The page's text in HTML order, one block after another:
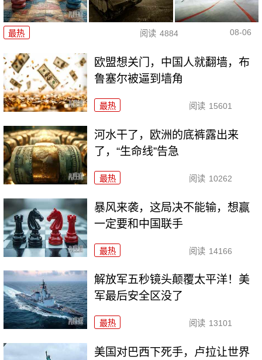
最热 阅读 4884 08-06
欧盟想关门，中国人就翻墙，布
鲁塞尔被逼到墙角
最热 阅读 15601
河水干了，欧洲的底裤露出来
了，“生命线”告急
最热 阅读 10262
暴风来袭，这局决不能输，想赢
一定要和中国联手
最热 阅读 14166
解放军五秒镜头颠覆太平洋！美
军最后安全区没了
最热 阅读 13101
美国对巴西下死手，卢拉让世界